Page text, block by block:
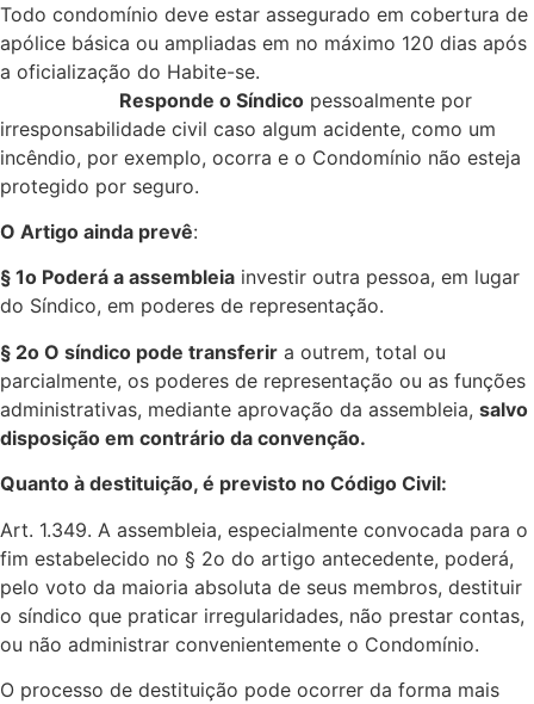
Todo condomínio deve estar assegurado em cobertura de
apólice básica ou ampliadas em no máximo 120 dias após
a oficialização do Habite-se.
Responde o Síndico pessoalmente por
irresponsabilidade civil caso algum acidente, como um
incêndio, por exemplo, ocorra e o Condomínio não esteja
protegido por seguro.
O Artigo ainda prevê:
§ 1o Poderá a assembleia investir outra pessoa, em lugar
do Síndico, em poderes de representação.
§ 2o O síndico pode transferir a outrem, total ou
parcialmente, os poderes de representação ou as funções
administrativas, mediante aprovação da assembleia, salvo
disposição em contrário da convenção.
Quanto à destituição, é previsto no Código Civil:
Art. 1.349. A assembleia, especialmente convocada para o
fim estabelecido no § 2o do artigo antecedente, poderá,
pelo voto da maioria absoluta de seus membros, destituir
o síndico que praticar irregularidades, não prestar contas,
ou não administrar convenientemente o Condomínio.
O processo de destituição pode ocorrer da forma mais